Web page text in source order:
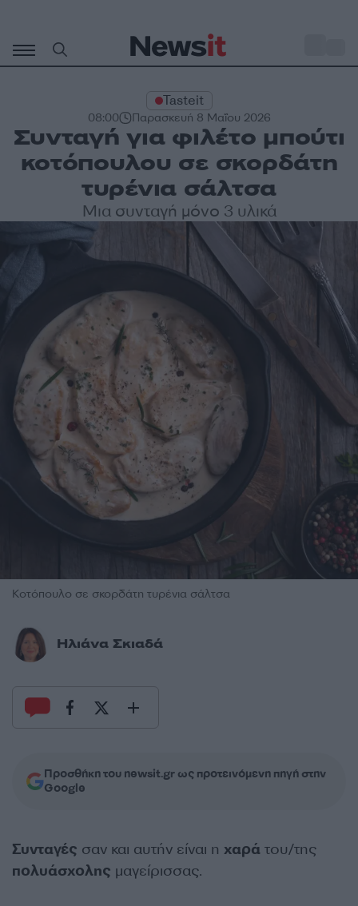
περιεχόμενο
Tasteit
08:00 Παρασκευή 8 Μαΐου 2026
Συνταγή για φιλέτο μπούτι
κοτόπουλου σε σκορδάτη
τυρένια σάλτσα
Μια συνταγή μόνο 3 υλικά
Κοτόπουλο σε σκορδάτη τυρένια σάλτσα
Ηλιάνα Σκιαδά
Προσθήκη του newsit.gr ως προτεινόμενη πηγή στην
Google
Συνταγές σαν και αυτήν είναι η χαρά του/της
πολυάσχολης μαγείρισσας.